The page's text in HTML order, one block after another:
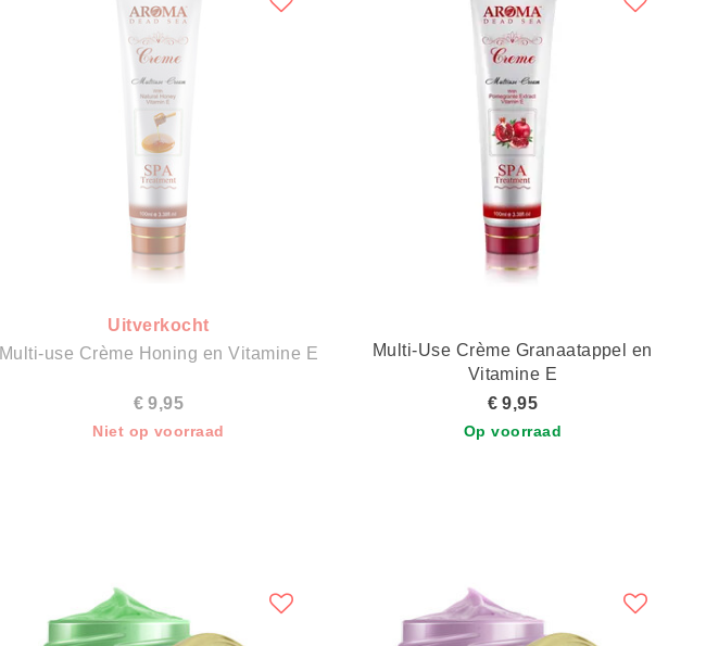
Uitverkocht
Multi-use Crème Honing en Vitamine E
€ 9,95
Niet op voorraad
Multi-Use Crème Granaatappel en
Vitamine E
€ 9,95
Op voorraad